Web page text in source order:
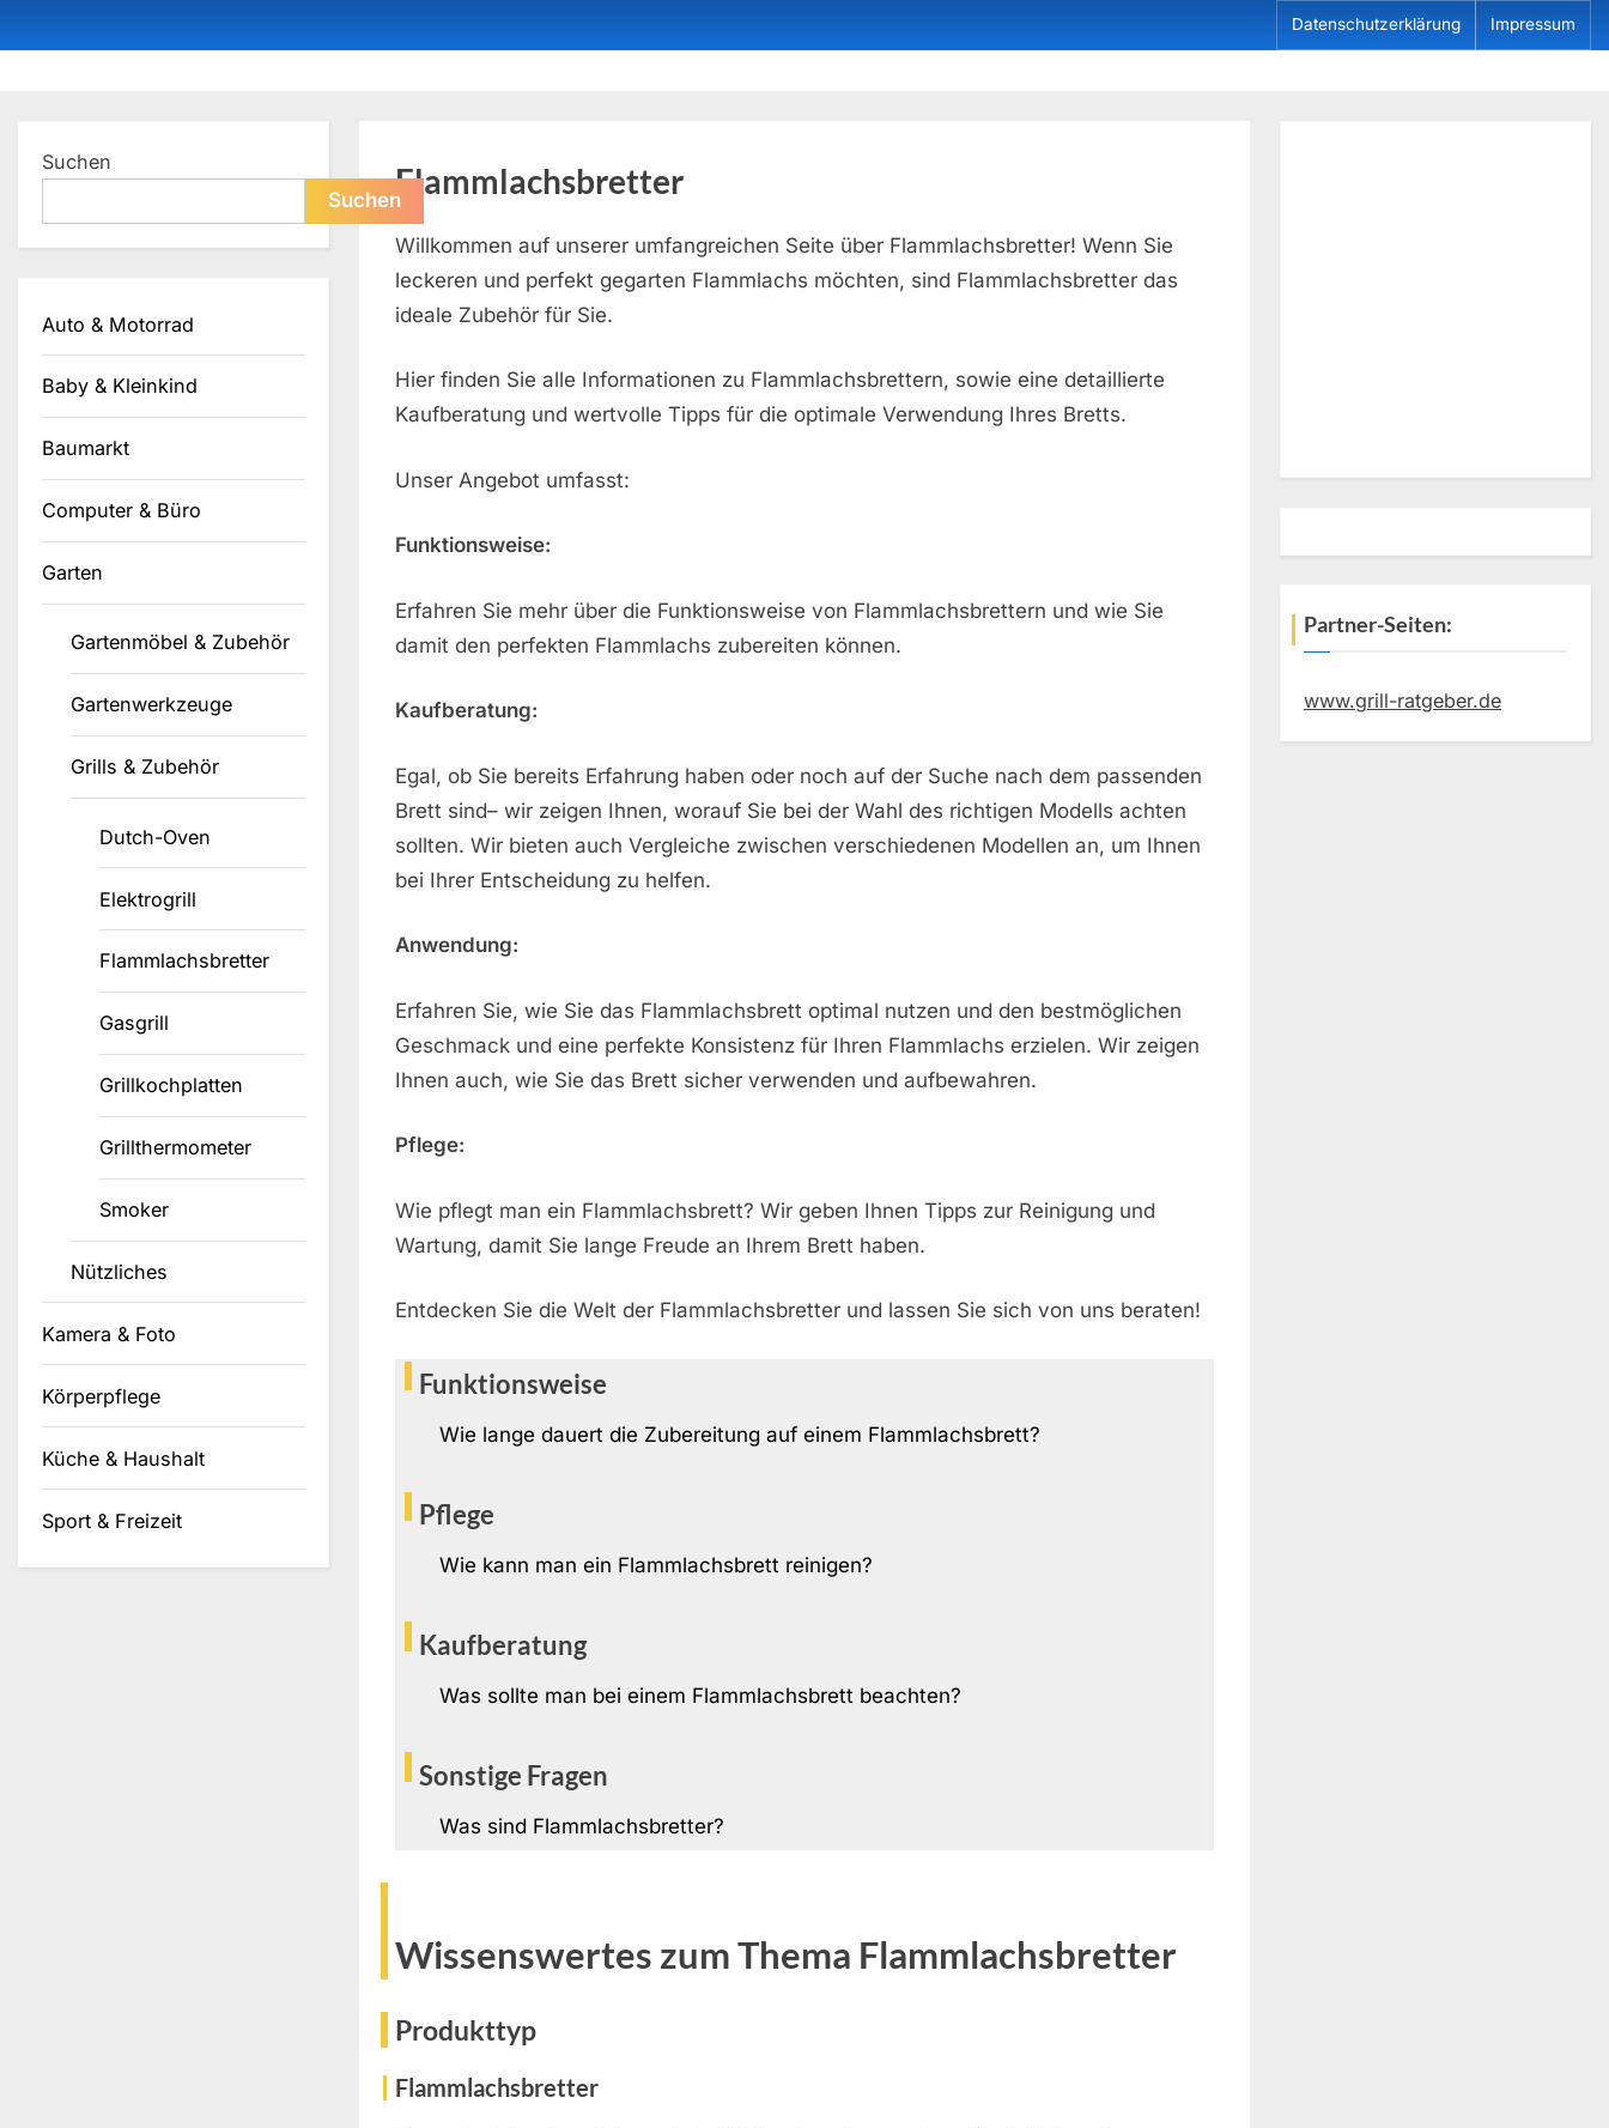
to
Datenschutzerklärung Impressum
Flammlachsbretter
Willkommen auf unserer umfangreichen Seite über Flammlachsbretter! Wenn Sie
leckeren und perfekt gegarten Flammlachs möchten, sind Flammlachsbretter das
ideale Zubehör für Sie.
Hier finden Sie alle Informationen zu Flammlachsbrettern, sowie eine detaillierte
Kaufberatung und wertvolle Tipps für die optimale Verwendung Ihres Bretts.
Unser Angebot umfasst:
Funktionsweise:
Erfahren Sie mehr über die Funktionsweise von Flammlachsbrettern und wie Sie
damit den perfekten Flammlachs zubereiten können.
Kaufberatung:
Egal, ob Sie bereits Erfahrung haben oder noch auf der Suche nach dem passenden
Brett sind– wir zeigen Ihnen, worauf Sie bei der Wahl des richtigen Modells achten
sollten. Wir bieten auch Vergleiche zwischen verschiedenen Modellen an, um Ihnen
bei Ihrer Entscheidung zu helfen.
Anwendung:
Erfahren Sie, wie Sie das Flammlachsbrett optimal nutzen und den bestmöglichen
Geschmack und eine perfekte Konsistenz für Ihren Flammlachs erzielen. Wir zeigen
Ihnen auch, wie Sie das Brett sicher verwenden und aufbewahren.
Pflege:
Wie pflegt man ein Flammlachsbrett? Wir geben Ihnen Tipps zur Reinigung und
Wartung, damit Sie lange Freude an Ihrem Brett haben.
Entdecken Sie die Welt der Flammlachsbretter und lassen Sie sich von uns beraten!
Funktionsweise
Wie lange dauert die Zubereitung auf einem Flammlachsbrett?
Pflege
Wie kann man ein Flammlachsbrett reinigen?
Kaufberatung
Was sollte man bei einem Flammlachsbrett beachten?
Sonstige Fragen
Was sind Flammlachsbretter?
Wissenswertes zum Thema Flammlachsbretter
Produkttyp
Flammlachsbretter
Suchen
Suchen
Auto & Motorrad
Baby & Kleinkind
Baumarkt
Computer & Büro
Garten
Gartenmöbel & Zubehör
Gartenwerkzeuge
Grills & Zubehör
Dutch-Oven
Elektrogrill
Flammlachsbretter
Gasgrill
Grillkochplatten
Grillthermometer
Smoker
Nützliches
Kamera & Foto
Körperpflege
Küche & Haushalt
Sport & Freizeit
Partner-Seiten:
www.grill-ratgeber.de